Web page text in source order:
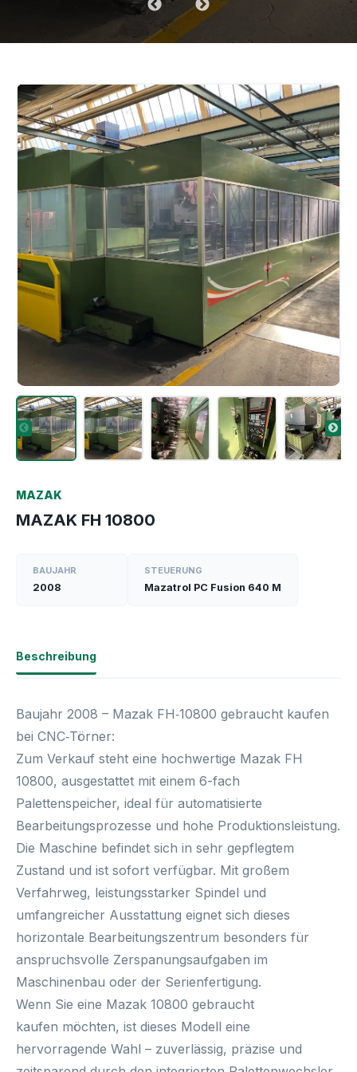
MAZAK
MAZAK FH 10800
BAUJAHR
2008
STEUERUNG
Mazatrol PC Fusion 640 M
Beschreibung
Baujahr 2008 – Mazak FH‑10800 gebraucht kaufen
bei CNC‑Törner:
Zum Verkauf steht eine hochwertige Mazak FH
10800, ausgestattet mit einem 6-fach
Palettenspeicher, ideal für automatisierte
Bearbeitungsprozesse und hohe Produktionsleistung.
Die Maschine befindet sich in sehr gepflegtem
Zustand und ist sofort verfügbar. Mit großem
Verfahrweg, leistungsstarker Spindel und
umfangreicher Ausstattung eignet sich dieses
horizontale Bearbeitungszentrum besonders für
anspruchsvolle Zerspanungsaufgaben im
Maschinenbau oder der Serienfertigung.
Wenn Sie eine Mazak 10800 gebraucht
kaufen möchten, ist dieses Modell eine
hervorragende Wahl – zuverlässig, präzise und